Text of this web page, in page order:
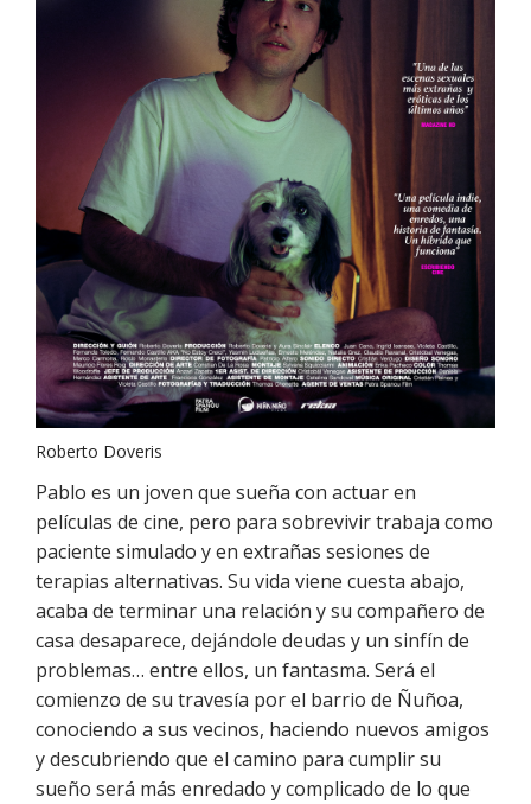
Roberto Doveris
Pablo es un joven que sueña con actuar en
películas de cine, pero para sobrevivir trabaja como
paciente simulado y en extrañas sesiones de
terapias alternativas. Su vida viene cuesta abajo,
acaba de terminar una relación y su compañero de
casa desaparece, dejándole deudas y un sinfín de
problemas… entre ellos, un fantasma. Será el
comienzo de su travesía por el barrio de Ñuñoa,
conociendo a sus vecinos, haciendo nuevos amigos
y descubriendo que el camino para cumplir su
sueño será más enredado y complicado de lo que